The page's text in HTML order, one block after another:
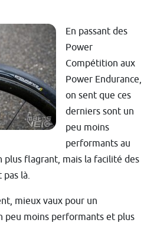
En passant des
Power
Compétition aux
Power Endurance,
on sent que ces
derniers sont un
peu moins
performants au
plus flagrant, mais la facilité des
là.
mieux vaux pour un
peu moins performants et plus